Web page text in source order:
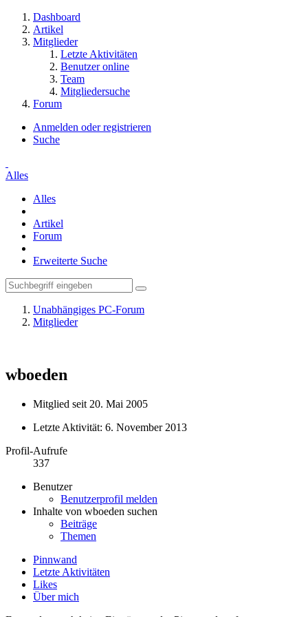
Dashboard
Artikel
Mitglieder
Letzte Aktivitäten
Benutzer online
Team
Mitgliedersuche
Forum
Anmelden oder registrieren
Suche
Alles
Alles
Artikel
Forum
Erweiterte Suche
Unabhängiges PC-Forum
Mitglieder
wboeden
Mitglied seit 20. Mai 2005
Letzte Aktivität: 6. November 2013
Profil-Aufrufe
337
Benutzer
Benutzerprofil melden
Inhalte von wboeden suchen
Beiträge
Themen
Pinnwand
Letzte Aktivitäten
Likes
Über mich